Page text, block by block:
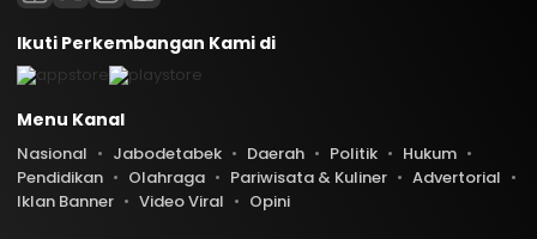
Ikuti Perkembangan Kami di
Menu Kanal
Nasional Jabodetabek Daerah Politik
Hukum
Pendidikan
Olahraga Pariwisata & Kuliner
Advertorial
Iklan Banner
Video Viral Opini